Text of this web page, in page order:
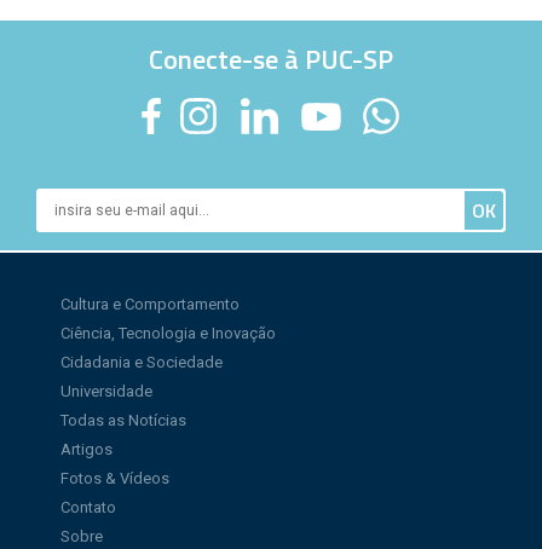
Conecte-se à PUC-SP
Cultura e Comportamento
Ciência, Tecnologia e Inovação
Cidadania e Sociedade
Universidade
Todas as Notícias
Artigos
Fotos & Vídeos
Contato
Sobre